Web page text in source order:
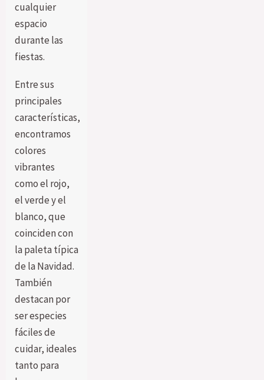
cualquier
espacio
durante las
fiestas.
Entre sus
principales
características,
encontramos
colores
vibrantes
como el rojo,
el verde y el
blanco, que
coinciden con
la paleta típica
de la Navidad.
También
destacan por
ser especies
fáciles de
cuidar, ideales
tanto para